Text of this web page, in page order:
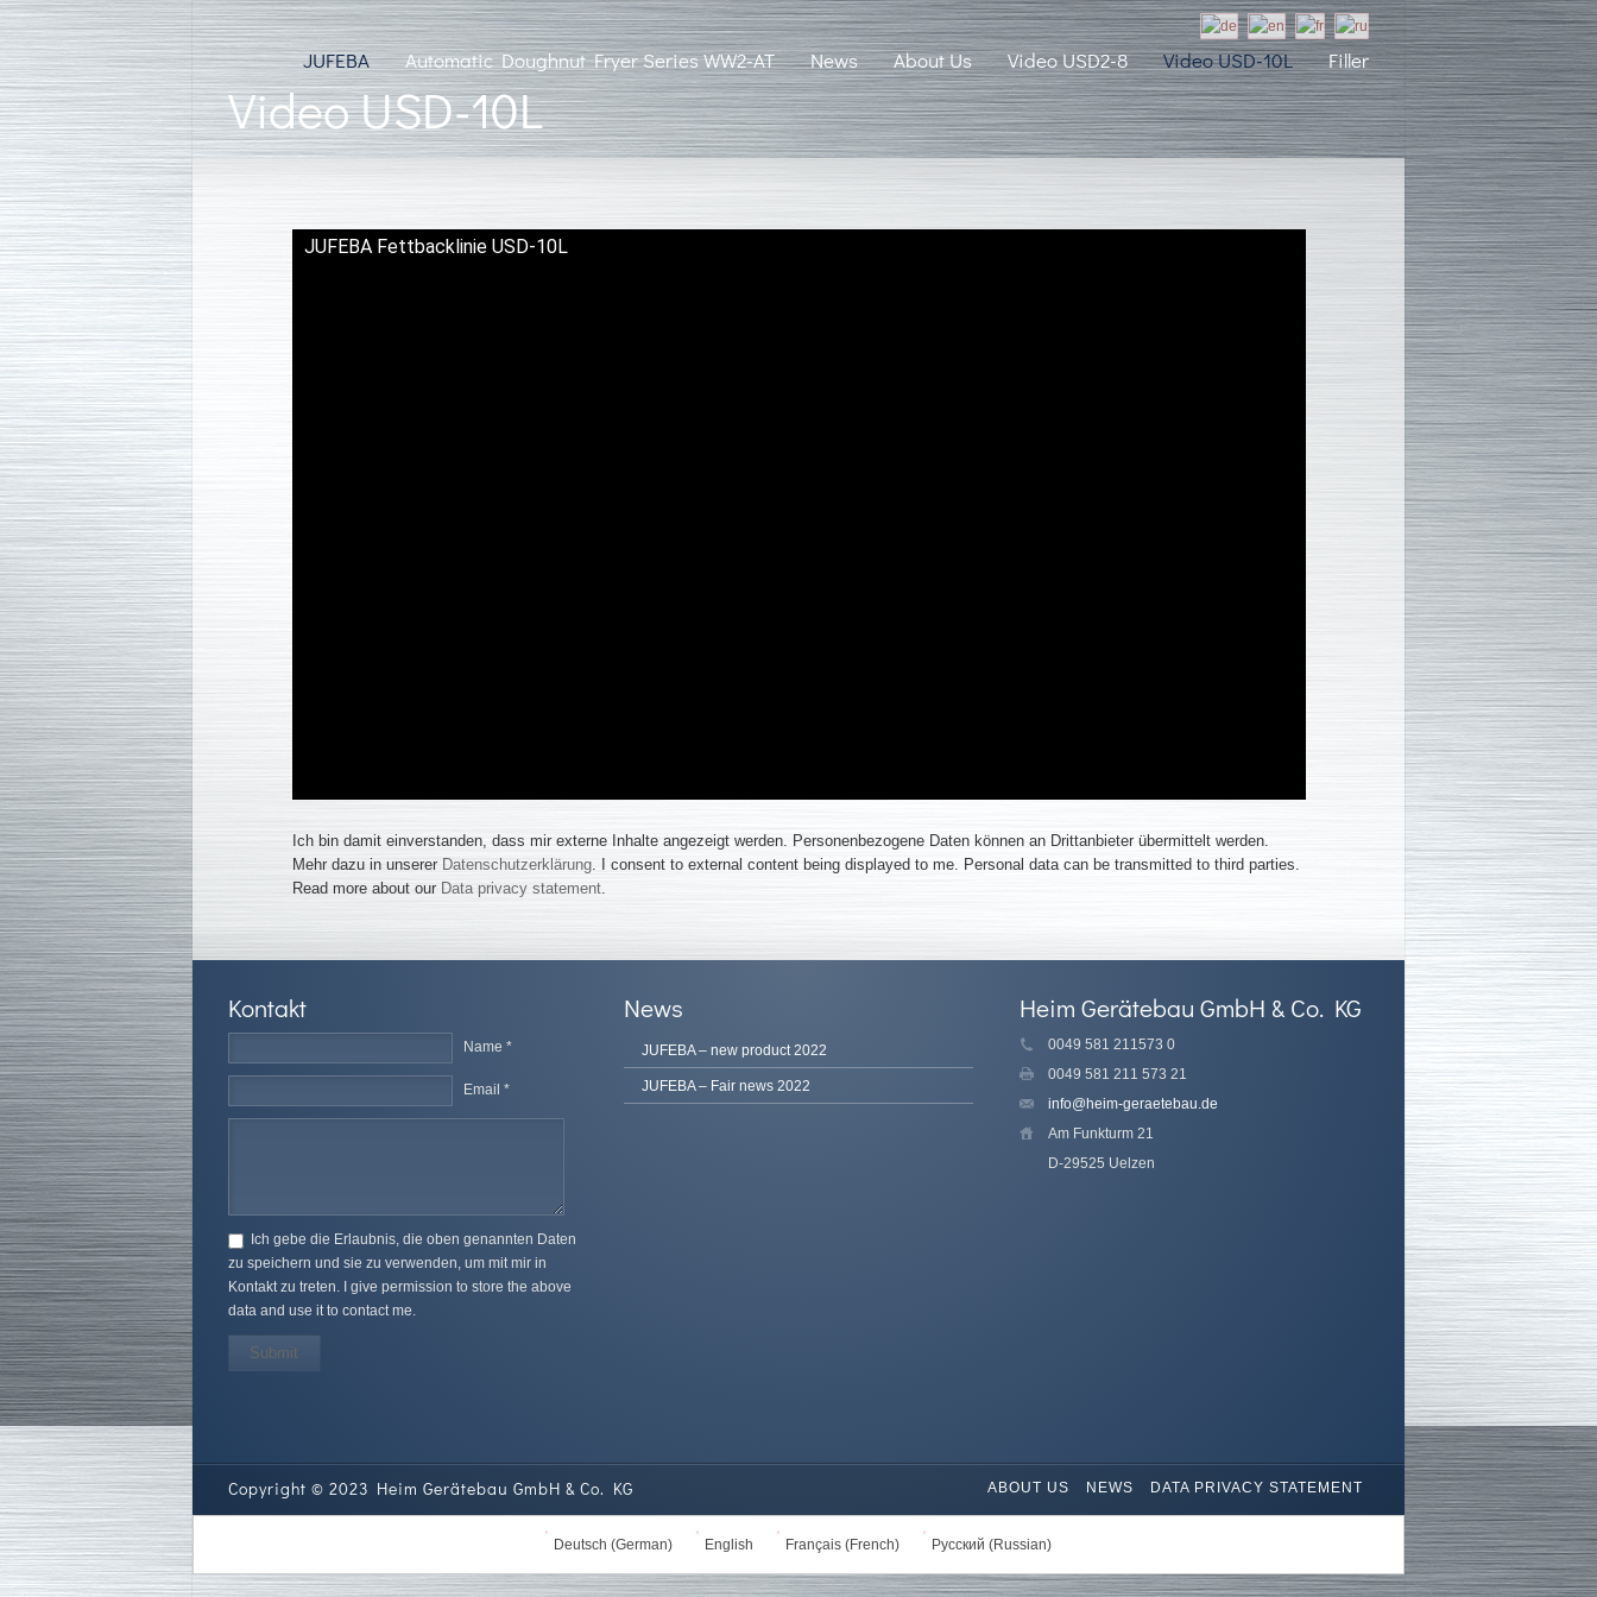
JUFEBA Automatic Doughnut Fryer Series WW2-AT News About Us Video USD2-8 Video USD-10L Filler
Video USD-10L
JUFEBA Fettbacklinie USD-10L
Ich bin damit einverstanden, dass mir externe Inhalte angezeigt werden. Personenbezogene Daten können an Drittanbieter übermittelt werden.
Mehr dazu in unserer Datenschutzerklärung. I consent to external content being displayed to me. Personal data can be transmitted to third parties.
Read more about our Data privacy statement.
Kontakt
Name *
Email *
Ich gebe die Erlaubnis, die oben genannten Daten
zu speichern und sie zu verwenden, um mit mir in
Kontakt zu treten. I give permission to store the above
data and use it to contact me.
Submit
News
JUFEBA – new product 2022
JUFEBA – Fair news 2022
Heim Gerätebau GmbH & Co. KG
0049 581 211573 0
0049 581 211 573 21
info@heim-geraetebau.de
Am Funkturm 21
D-29525 Uelzen
ABOUT US NEWS DATA PRIVACY STATEMENT
Copyright © 2023 Heim Gerätebau GmbH & Co. KG
Deutsch (German) English Français(French) Русский (Russian)